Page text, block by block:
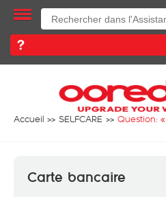
Accueil SELFCARE Question: «
Carte bancaire